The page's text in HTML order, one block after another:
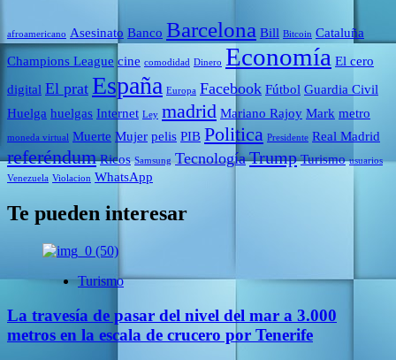
afroamericano Asesinato Banco Barcelona Bill Bitcoin Cataluña
Champions League cine comodidad Dinero Economía El cero
digital El prat España Europa Facebook Fútbol Guardia Civil
Huelga huelgas Internet Ley madrid Mariano Rajoy Mark metro
moneda virtual Muerte Mujer pelis PIB Politica Presidente Real Madrid
referéndum Ricos Samsung Tecnología Trump Turismo usuarios
Venezuela Violacion WhatsApp
Te pueden interesar
Turismo
La travesía de pasar del nivel del mar a 3.000
metros en la escala de crucero por Tenerife